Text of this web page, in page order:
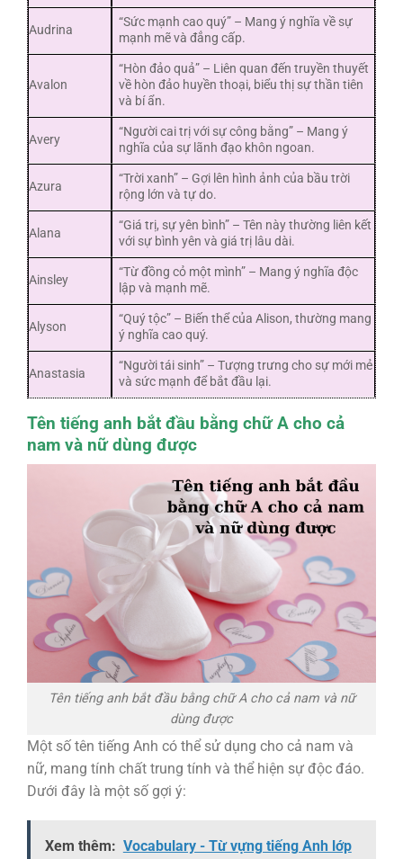
Audrina
“Sức mạnh cao quý” – Mang ý nghĩa về sự
mạnh mẽ và đẳng cấp.
Avalon
“Hòn đảo quả” – Liên quan đến truyền thuyết
về hòn đảo huyền thoại, biểu thị sự thần tiên
và bí ẩn.
Avery
“Người cai trị với sự công bằng” – Mang ý
nghĩa của sự lãnh đạo khôn ngoan.
Azura
“Trời xanh” – Gợi lên hình ảnh của bầu trời
rộng lớn và tự do.
Alana
“Giá trị, sự yên bình” – Tên này thường liên kết
với sự bình yên và giá trị lâu dài.
Ainsley
“Từ đồng cỏ một mình” – Mang ý nghĩa độc
lập và mạnh mẽ.
Alyson
“Quý tộc” – Biến thể của Alison, thường mang
ý nghĩa cao quý.
Anastasia
“Người tái sinh” – Tượng trưng cho sự mới mẻ
và sức mạnh để bắt đầu lại.
Tên tiếng anh bắt đầu bằng chữ A cho cả
nam và nữ dùng được
Tên tiếng anh bắt đầu bằng chữ A cho cả nam và nữ
dùng được
Một số tên tiếng Anh có thể sử dụng cho cả nam và
nữ, mang tính chất trung tính và thể hiện sự độc đáo.
Dưới đây là một số gợi ý:
Xem thêm: Vocabulary - Từ vựng tiếng Anh lớp